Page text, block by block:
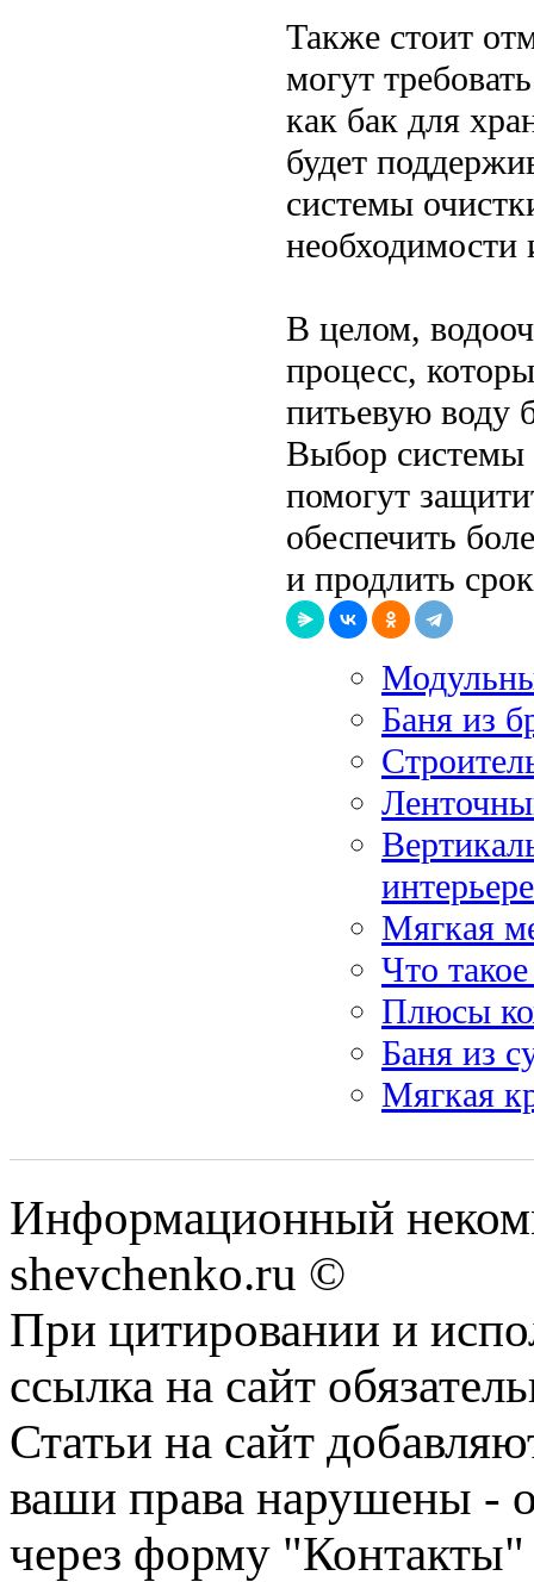
Также стоит
могут
как бак для
будет
системы
необходимости
В целом,
процесс,
питьевую воду
Выбор системы
помогут
обеспечить
и продлить
Баня из
интерьере
Мягкая
Что
Плюсы
Баня из
Мягкая
Информационный
shevchenko.ru ©
При цитировании и
ссылка на сайт
Статьи на сайт
ваши права нарушены -
через форму "Контакты"